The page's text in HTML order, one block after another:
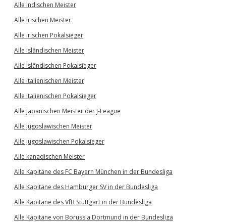
Alle indischen Meister
Alle irischen Meister
Alle irischen Pokalsieger
Alle isländischen Meister
Alle isländischen Pokalsieger
Alle italienischen Meister
Alle italienischen Pokalsieger
Alle japanischen Meister der J-League
Alle jugoslawischen Meister
Alle jugoslawischen Pokalsieger
Alle kanadischen Meister
Alle Kapitäne des FC Bayern München in der Bundesliga
Alle Kapitäne des Hamburger SV in der Bundesliga
Alle Kapitäne des VfB Stuttgart in der Bundesliga
Alle Kapitäne von Borussia Dortmund in der Bundesliga